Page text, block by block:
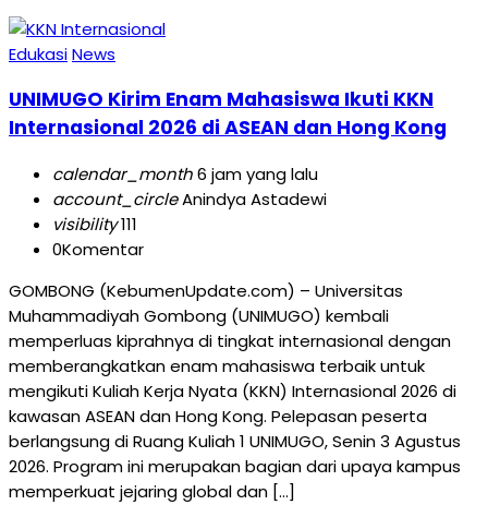
EdukasiNews
UNIMUGO Kirim Enam Mahasiswa Ikuti KKN
Internasional 2026 di ASEAN dan Hong Kong
calendar_month6 jam yang lalu
account_circleAnindya Astadewi
visibility111
0Komentar
GOMBONG (KebumenUpdate.com) – Universitas
Muhammadiyah Gombong (UNIMUGO) kembali
memperluas kiprahnya di tingkat internasional dengan
memberangkatkan enam mahasiswa terbaik untuk
mengikuti Kuliah Kerja Nyata (KKN) Internasional 2026 di
kawasan ASEAN dan Hong Kong. Pelepasan peserta
berlangsung di Ruang Kuliah 1 UNIMUGO, Senin 3 Agustus
2026. Program ini merupakan bagian dari upaya kampus
memperkuat jejaring global dan […]